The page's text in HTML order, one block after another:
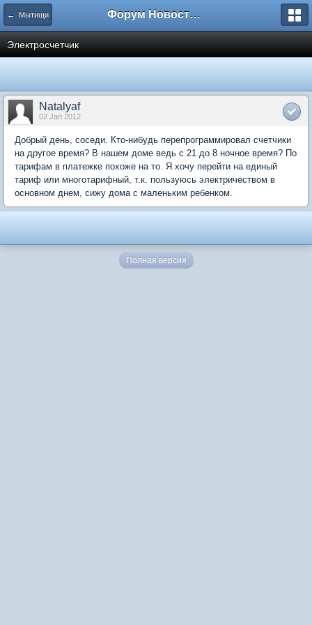
← Мытищи Форум Новостройки
Электросчетчик
Natalyaf
02 Jan 2012
Добрый день, соседи. Кто-нибудь перепрограммировал счетчики
на другое время? В нашем доме ведь с 21 до 8 ночное время? По
тарифам в платежке похоже на то. Я хочу перейти на единый
тариф или многотарифный, т.к. пользуюсь электричеством в
основном днем, сижу дома с маленьким ребенком.
Полная версия